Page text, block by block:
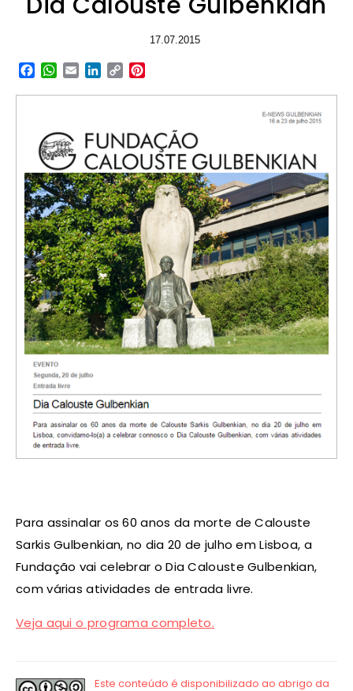
17.07.2015
Facebook
WhatsApp
EmailLinkedIn
Copy
Para assinalar os 60 anos da morte de Calouste
Sarkis Gulbenkian, no dia 20 de julho em Lisboa, a
Fundação vai celebrar o Dia Calouste Gulbenkian,
com várias atividades de entrada livre.
Veja aqui o programa completo.